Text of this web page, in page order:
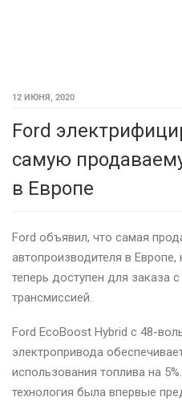
12 ИЮНЯ, 2020
Ford
самую
в Европе
Ford объявил, что самая
автопроизводителя в
теперь доступен для заказа
трансмиссией.
Ford EcoBoost Hybrid с 48-
электропривода
использования топлива на
технология была впервые